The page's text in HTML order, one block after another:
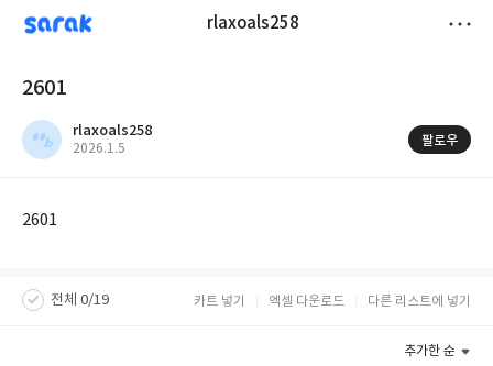
sarak rlaxoals258
2601
rlaxoals258
작
2026.1.5
팔로우
2601
전체 0/19 카트 넣기 엑셀 다운로드 다른 리스트에 넣기
추가한 순